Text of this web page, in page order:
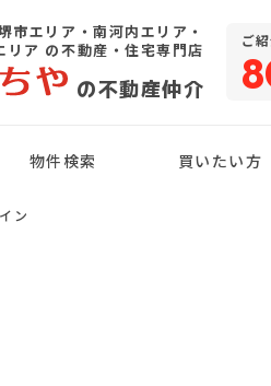
市エリア・南河内エリア・
リア の不動産・住宅専門店
の不動産仲介
ご
物件検索 買いたい方
ン